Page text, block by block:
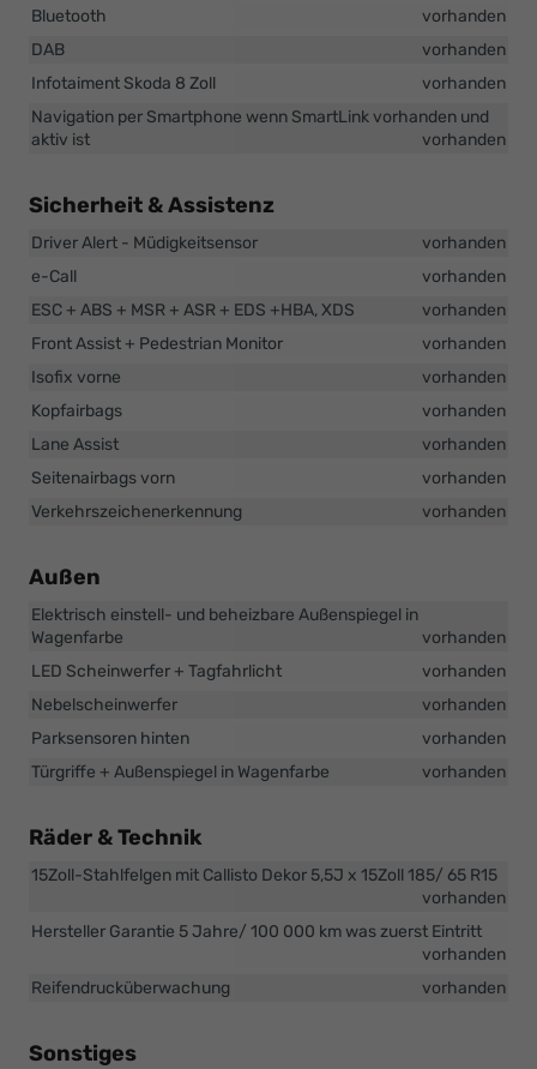
Bluetooth
vorhanden
DAB
vorhanden
Infotaiment Skoda 8 Zoll
vorhanden
Navigation per Smartphone wenn SmartLink vorhanden und
aktiv ist
vorhanden
Sicherheit & Assistenz
Driver Alert - Müdigkeitsensor
vorhanden
e-Call
vorhanden
ESC + ABS + MSR + ASR + EDS +HBA, XDS
vorhanden
Front Assist + Pedestrian Monitor
vorhanden
Isofix vorne
vorhanden
Kopfairbags
vorhanden
Lane Assist
vorhanden
Seitenairbags vorn
vorhanden
Verkehrszeichenerkennung
vorhanden
Außen
Elektrisch einstell- und beheizbare Außenspiegel in
Wagenfarbe
vorhanden
LED Scheinwerfer + Tagfahrlicht
vorhanden
Nebelscheinwerfer
vorhanden
Parksensoren hinten
vorhanden
Türgriffe + Außenspiegel in Wagenfarbe
vorhanden
Räder & Technik
15Zoll-Stahlfelgen mit Callisto Dekor 5,5J x 15Zoll 185/ 65 R15
vorhanden
Hersteller Garantie 5 Jahre/ 100 000 km was zuerst Eintritt
vorhanden
Reifendrucküberwachung
vorhanden
Sonstiges